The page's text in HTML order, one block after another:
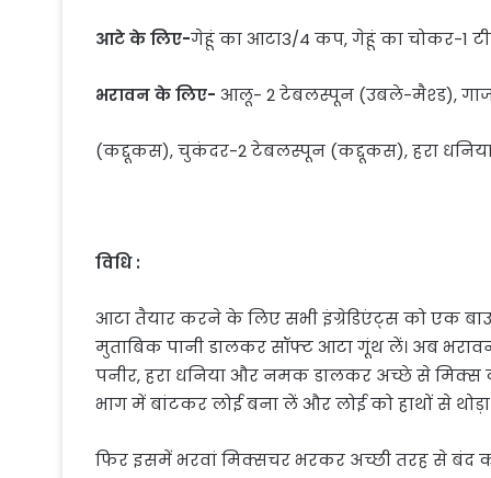
आटे के लिए-गेहूं का आटा3/4 कप, गेहूं का चोकर-1
भरावन के लिए- आलू- 2 टेबलस्पून (उबले-मैश्ड),
(कद्दूकस), चुकंदर-2 टेबलस्पून (कद्दूकस), हरा
विधि :
आटा तैयार करने के लिए सभी इंग्रेडिएंट्स को एक
मुताबिक पानी डालकर सॉफ्ट आटा गूंथ लें। अब
पनीर, हरा धनिया और नमक डालकर अच्छे से
भाग में बांटकर लोई बना लें और लोई को हाथों से
फिर इसमें भरवां मिक्सचर भरकर अच्छी तरह से